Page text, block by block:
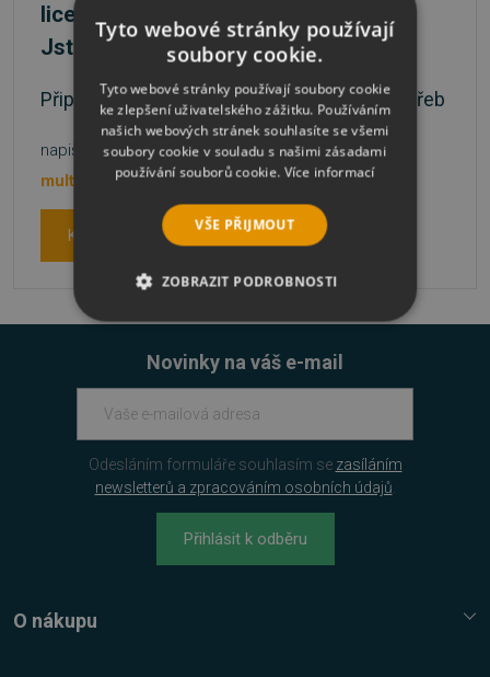
licencí?
Jste škola nebo státní instituce?
Připravíme nabídku přesně podle vašich potřeb
napište na
multilicence@sw.cz
nebo volejte
481 001 003
Kontaktujte nás
Novinky na váš e-mail
Odesláním formuláře souhlasím se zasíláním
newsletterů a zpracováním osobních údajů
Přihlásit k odběru
O nákupu
Tyto webové stránky používají
soubory cookie.
Tyto webové stránky používají soubory cookie
ke zlepšení uživatelského zážitku. Používáním
našich webových stránek souhlasíte se všemi
soubory cookie v souladu s našimi zásadami
používání souborů cookie. Více informací
VŠE PŘIJMOUT
ZOBRAZIT PODROBNOSTI
NEZBYTNĚ NUTNÉ SOUBORY
FUNKČNÍ SOUBORY
NEZAŘAZENÉ SOUBORY